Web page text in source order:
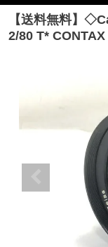
【送料無料】
2/80 T*